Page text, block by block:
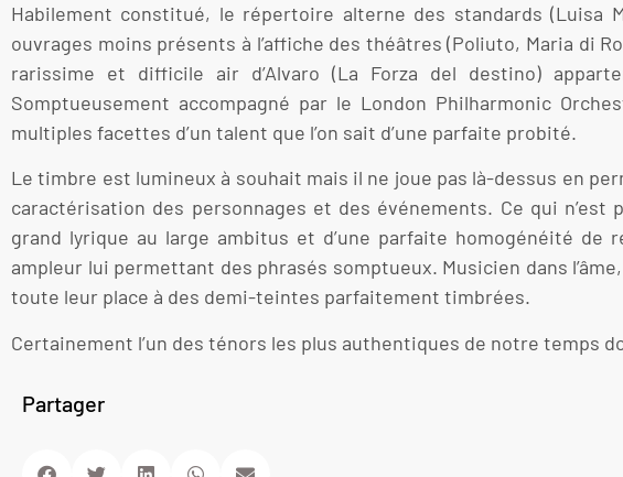
Habilement constitué, le répertoire alterne des standards (Luisa
ouvrages moins présents à l’affiche des théâtres (Poliuto, Maria di
rarissime et difficile air d’Alvaro (La Forza del destino)
Somptueusement accompagné par le London Philharmonic
multiples facettes d’un talent que l’on sait d’une parfaite probité.
Le timbre est lumineux à souhait mais il ne joue pas là-dessus en
caractérisation des personnages et des événements. Ce qui
grand lyrique au large ambitus et d’une parfaite homogénéité de
ampleur lui permettant des phrasés somptueux. Musicien dans
toute leur place à des demi-teintes parfaitement timbrées.
Certainement l’un des ténors les plus authentiques de notre temps
Partager